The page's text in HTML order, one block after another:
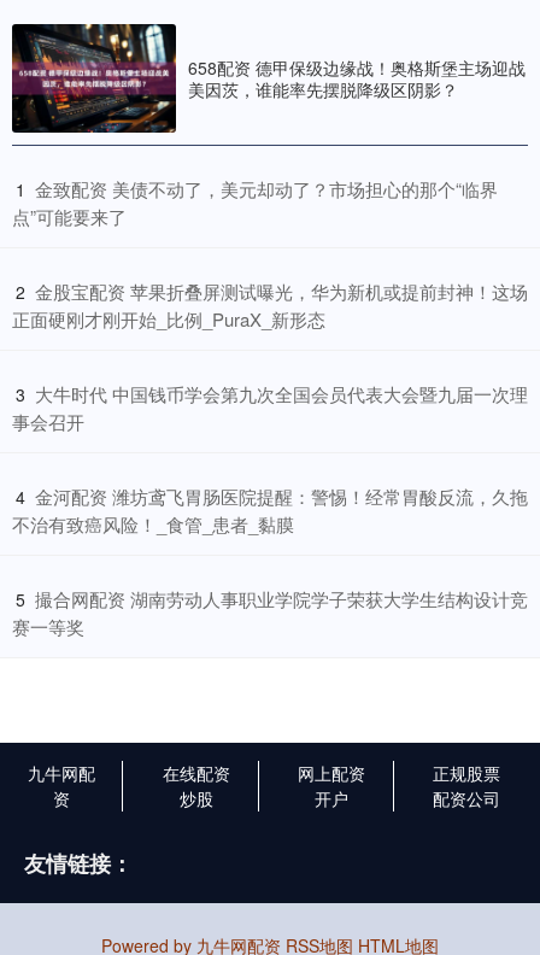
658配资 德甲保级边缘战！奥格斯堡主场迎战
美因茨，谁能率先摆脱降级区阴影？
1 ​金致配资 美债不动了，美元却动了？市场担心的那个“临界
点”可能要来了
2 ​金股宝配资 苹果折叠屏测试曝光，华为新机或提前封神！这场
正面硬刚才刚开始_比例_PuraX_新形态
3 ​大牛时代 中国钱币学会第九次全国会员代表大会暨九届一次理
事会召开
4 ​金河配资 潍坊鸢飞胃肠医院提醒：警惕！经常胃酸反流，久拖
不治有致癌风险！_食管_患者_黏膜
5 ​撮合网配资 湖南劳动人事职业学院学子荣获大学生结构设计竞
赛一等奖
九牛网配
资
在线配资
炒股
网上配资
开户
正规股票
配资公司
友情链接：
Powered by 九牛网配资 RSS地图 HTML地图